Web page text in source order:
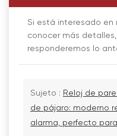
Si está interesado en
conocer más
responderemos lo
Sujeto : Reloj de
de pájaro: moderno
alarma, perfecto